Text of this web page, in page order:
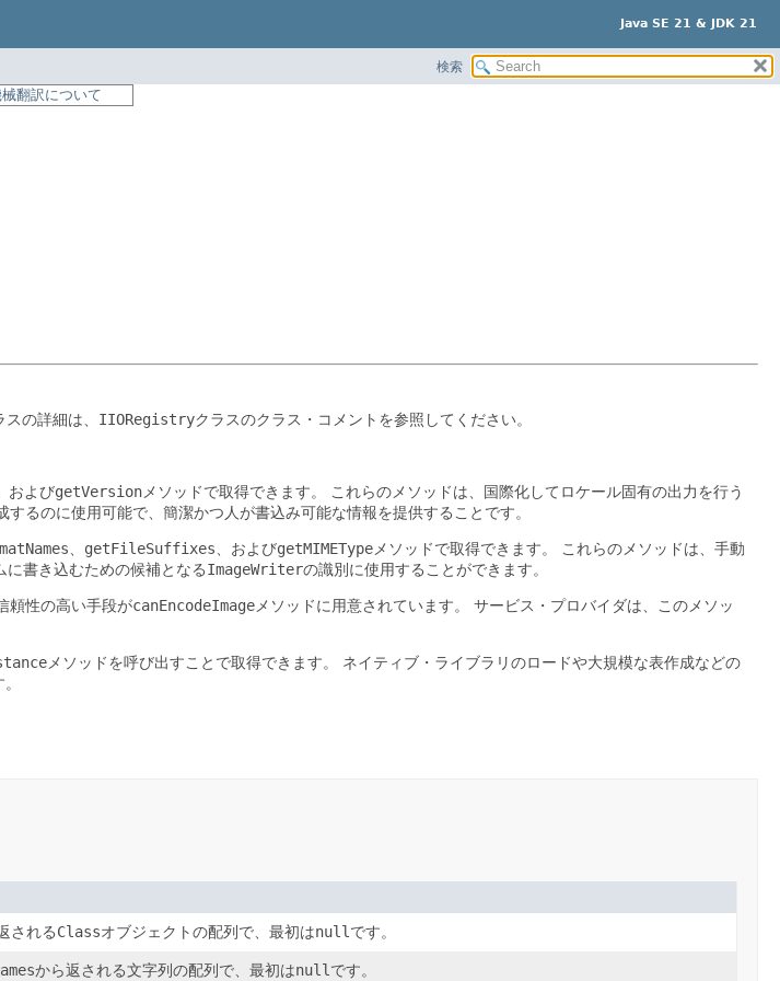
Java SE 21 & JDK 21
検索
翻訳について
の詳細は、 IIORegistryクラスのクラス・コメントを参照してください。
、およびgetVersion メソッドで取得できます。
これらのメソッドは、国際化してロケール固有の出力を行う
るのに使用可能で、簡潔かつ人が書込み可能な情報を提供することです。
getFileSuffixes 、およびgetMIMEType メソッドで取得できます。
これらのメソッドは、手動
書き込むための候補となるImageWriterの識別に使用することができます。
頼性の高い手段がcanEncodeImage メソッドに用意されています。
サービス・プロバイダは、このメソッ
メソッドを呼び出すことで取得できます。
ネイティブ・ライブラリのロードや大規模な表作成などの
されるClassオブジェクトの配列で、最初はnull です。
から返される文字列の配列で、最初はnull です。